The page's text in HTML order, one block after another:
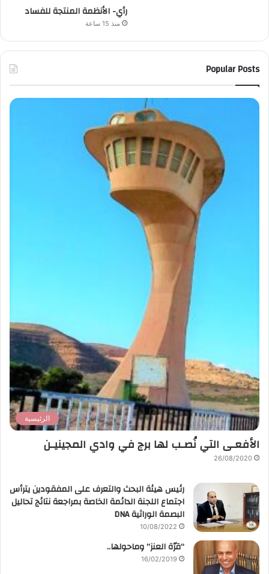
رأي- الأنظمة المنتجة للفساد
منذ 15 ساعة
Popular Posts
الرئيسية
الأفعـى التي نُصـب لها برج في وادي المجينيـن
26/08/2020
رئيس هيئة البحث والتعرف على المفقودين يترأس
اجتماع اللجنة الدائمة الخاصة بمراجعة نتائج تحاليل
البصمة الوراثية DNA
10/08/2022
“قرّة العنز” وماحولها..
16/02/2019